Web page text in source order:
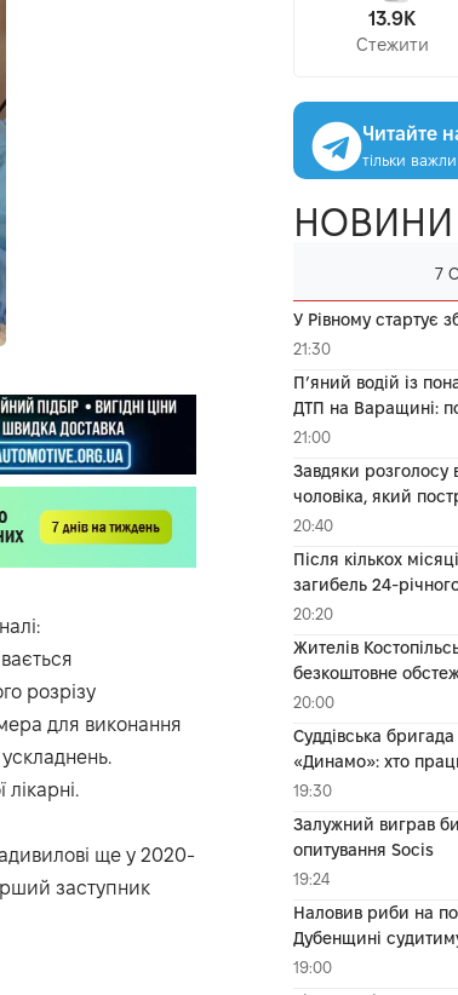
розрізу
для виконання
ще у 2020-
заступник
13.9K
Стежити
Читайте
тільки
НОВИНИ
7
У Рівному стартує
21:30
П’яний водій із
ДТП на Варащині:
21:00
Завдяки розголосу
чоловіка, який
20:40
Після кількох
загибель 24-
20:20
Жителів
безкоштовне
20:00
Суддівська
«Динамо»: хто
19:30
Залужний виграв
опитування Socis
19:24
Наловив риби на
Дубенщині
19:00